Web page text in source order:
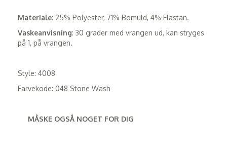
Materiale: 25% Polyester, 71% Bomuld, 4% Elastan.
Vaskeanvisning: 30 grader med vrangen ud, kan stryges
på 1, på vrangen.
Style: 4008
Farvekode: 048 Stone Wash
MÅSKE OGSÅ NOGET FOR DIG